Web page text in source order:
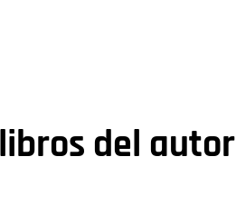
del autor